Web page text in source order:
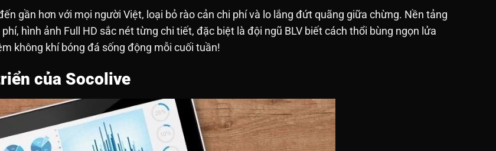
gần hơn với mọi người Việt, loại bỏ rào cản chi phí và lo lắng đứt quãng giữa chừng. Nền tảng
hình ảnh Full HD sắc nét từng chi tiết, đặc biệt là đội ngũ BLV biết cách thổi bùng ngọn lửa
không khí bóng đá sống động mỗi cuối tuần!
của Socolive